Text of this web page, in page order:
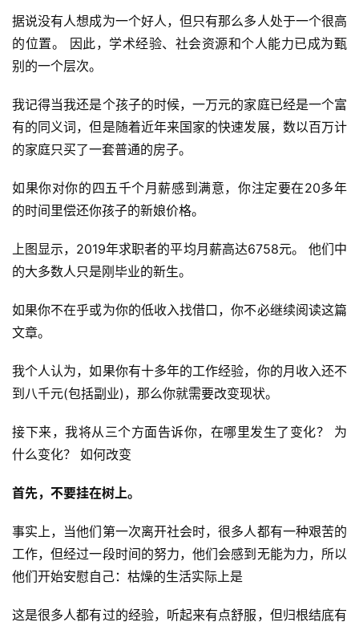
据说没有人想成为一个好人，但只有那么多人处于一个很高
的位置。 因此，学术经验、社会资源和个人能力已成为甄
别的一个层次。
我记得当我还是个孩子的时候，一万元的家庭已经是一个富
有的同义词，但是随着近年来国家的快速发展，数以百万计
的家庭只买了一套普通的房子。
如果你对你的四五千个月薪感到满意，你注定要在20多年
的时间里偿还你孩子的新娘价格。
上图显示，2019年求职者的平均月薪高达6758元。 他们中
的大多数人只是刚毕业的新生。
如果你不在乎或为你的低收入找借口，你不必继续阅读这篇
文章。
我个人认为，如果你有十多年的工作经验，你的月收入还不
到八千元(包括副业)，那么你就需要改变现状。
接下来，我将从三个方面告诉你，在哪里发生了变化？ 为
什么变化？ 如何改变
首先，不要挂在树上。
事实上，当他们第一次离开社会时，很多人都有一种艰苦的
工作，但经过一段时间的努力，他们会感到无能为力，所以
他们开始安慰自己：枯燥的生活实际上是
这是很多人都有过的经验，听起来有点舒服，但归根结底有